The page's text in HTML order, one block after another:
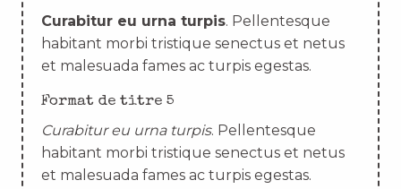
Curabitur eu urna turpis. Pellentesque
habitant morbi tristique senectus et netus
et malesuada fames ac turpis egestas.
Format de titre 5
Curabitur eu urna turpis. Pellentesque
habitant morbi tristique senectus et netus
et malesuada fames ac turpis egestas.